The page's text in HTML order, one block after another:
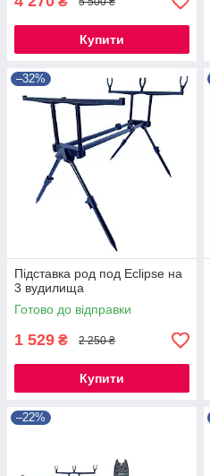
Купити
–32%
Підставка род под Eclipse на
3 вудилища
Готово до відправки
1 529 ₴ 2 250 ₴
Купити
–22%